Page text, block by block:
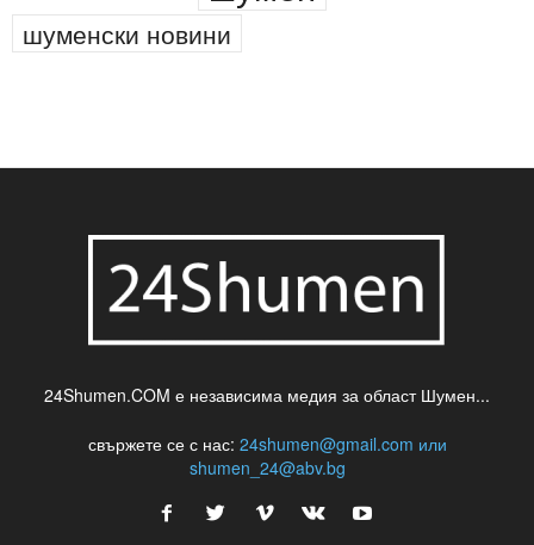
шуменски новини
24Shumen.COM е независима медия за област Шумен...
свържете се с нас: 24shumen@gmail.com или
shumen_24@abv.bg